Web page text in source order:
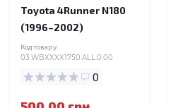
Toyota 4Runner N180
(1996–2002)
Код товару:
03.WBXXXX1750.ALL.0.00
0